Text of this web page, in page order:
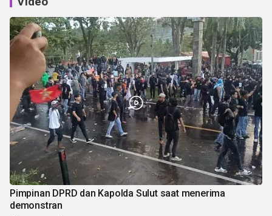
Pimpinan DPRD dan Kapolda Sulut saat menerima
demonstran